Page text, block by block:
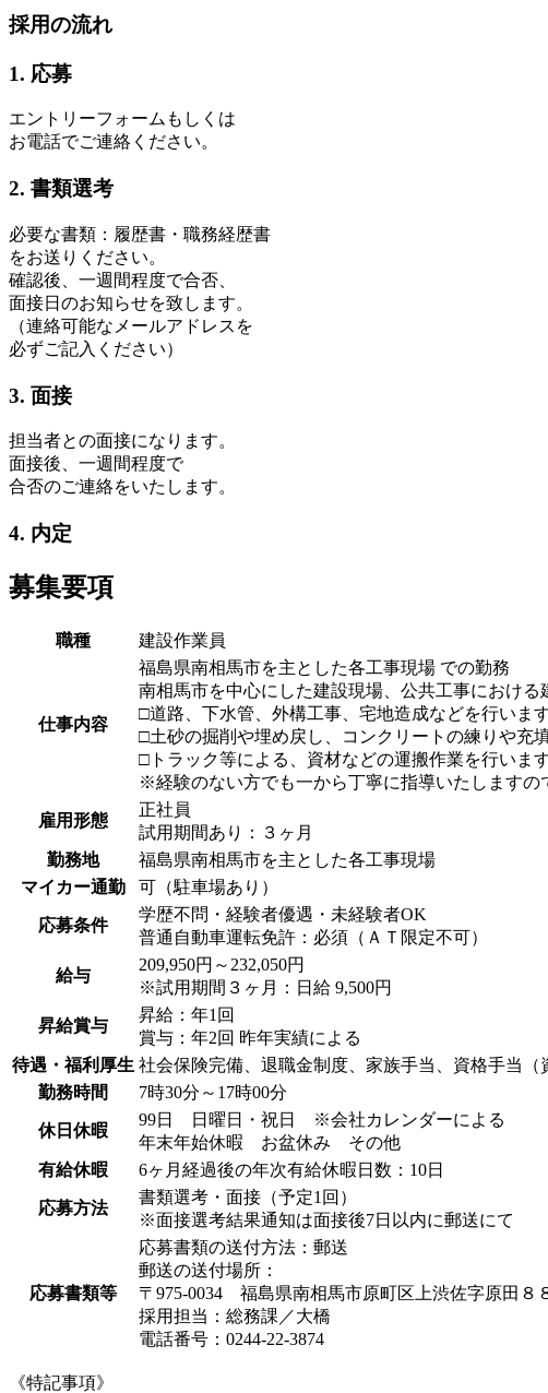
採用の流れ
1. 応募
エントリーフォームもしくは
お電話でご連絡ください。
2. 書類選考
必要な書類：履歴書・職務経歴書
をお送りください。
確認後、一週間程度で合否、
面接日のお知らせを致します。
（連絡可能なメールアドレスを
必ずご記入ください）
3. 面接
担当者との面接になります。
面接後、一週間程度で
合否のご連絡をいたします。
4. 内定
募集要項
職種 建設作業員
仕事内容
福島県南相馬市を主とした各工事現場 での勤務
南相馬市を中心にした建設現場、公共工事における
□道路、下水管、外構工事、宅地造成などを行います
□土砂の掘削や埋め戻し、コンクリートの練りや充
□トラック等による、資材などの運搬作業を行います
※経験のない方でも一から丁寧に指導いたしますの
雇用形態
正社員
試用期間あり：３ヶ月
勤務地
福島県南相馬市を主とした各工事現場
マイカー通勤
可（駐車場あり）
応募条件
学歴不問・経験者優遇・未経験者OK
普通自動車運転免許：必須（ＡＴ限定不可）
給与
209,950円～232,050円
※試用期間３ヶ月：日給 9,500円
昇給賞与
昇給：年1回
賞与：年2回 昨年実績による
待遇・福利厚生 社会保険完備、退職金制度、家族手当、資格手当
勤務時間
7時30分～17時00分
休日休暇
99日 日曜日・祝日 ※会社カレンダーによる
年末年始休暇 お盆休み その他
有給休暇
6ヶ月経過後の年次有給休暇日数：10日
応募方法
書類選考・面接（予定1回）
※面接選考結果通知は面接後7日以内に郵送にて
応募書類等
応募書類の送付方法：郵送
郵送の送付場所：
〒975-0034 福島県南相馬市原町区上渋佐字原田８
採用担当：総務課／大橋
電話番号：0244-22-3874
《特記事項》